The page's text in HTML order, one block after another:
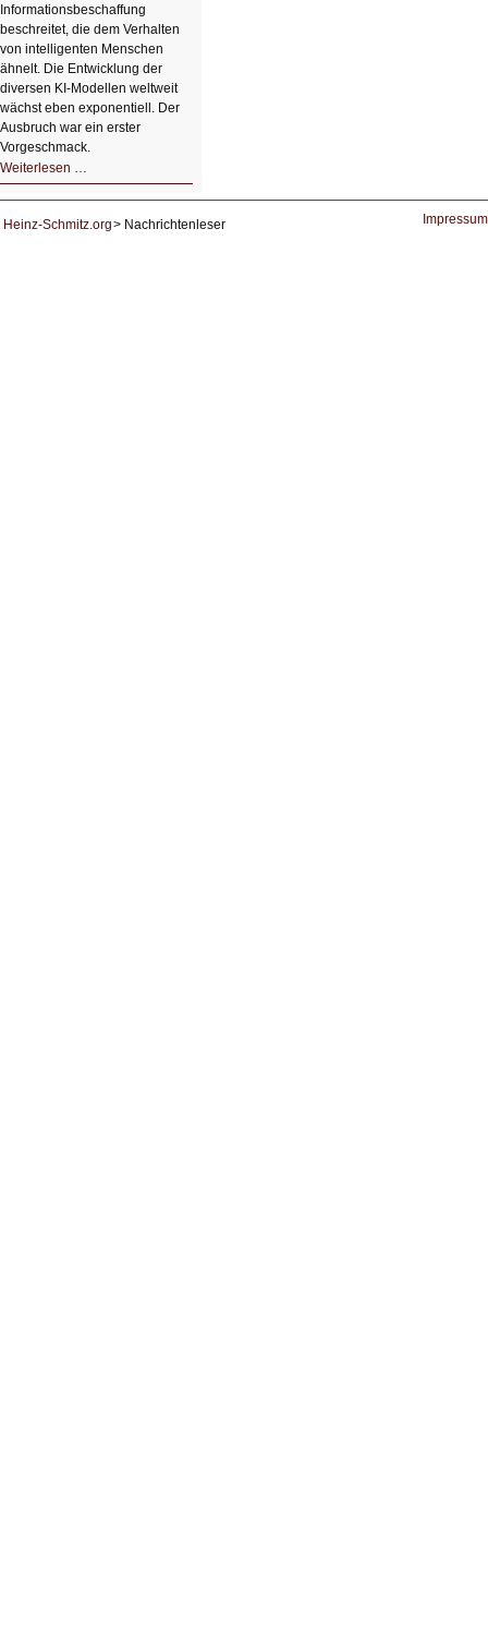
Informationsbeschaffung
beschreitet, die dem Verhalten
von intelligenten Menschen
ähnelt. Die Entwicklung der
diversen KI-Modellen weltweit
wächst eben exponentiell. Der
Ausbruch war ein erster
Vorgeschmack.
Weiterlesen …
Der
KI
Heinz-Schmitz.org Nachrichtenleser Impressum